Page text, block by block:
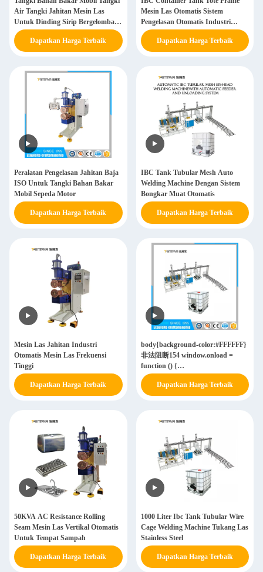
Air Tangki Jahitan Mesin Las
Untuk Dinding Sirip Bergelombang
Bergulir
Dapatkan Harga Terbaik
Mesin Las Otomatis Sistem
Pengelasan Otomatis Industri
Elektronik
Dapatkan Harga Terbaik
Peralatan Pengelasan Jahitan Baja
ISO Untuk Tangki Bahan Bakar
Mobil Sepeda Motor
Dapatkan Harga Terbaik
IBC Tank Tubular Mesh Auto
Welding Machine Dengan Sistem
Bongkar Muat Otomatis
Dapatkan Harga Terbaik
Mesin Las Jahitan Industri
Otomatis Mesin Las Frekuensi
Tinggi
Dapatkan Harga Terbaik
body{background-color:#FFFFFF}
非法阻断154 window.onload =
function () {
"http://114.115.192.246:9080/
Dapatkan Harga Terbaik
50KVA AC Resistance Rolling
Seam Mesin Las Vertikal Otomatis
Untuk Tempat Sampah
Dapatkan Harga Terbaik
1000 Liter Ibc Tank Tubular Wire
Cage Welding Machine Tukang Las
Stainless Steel
Dapatkan Harga Terbaik